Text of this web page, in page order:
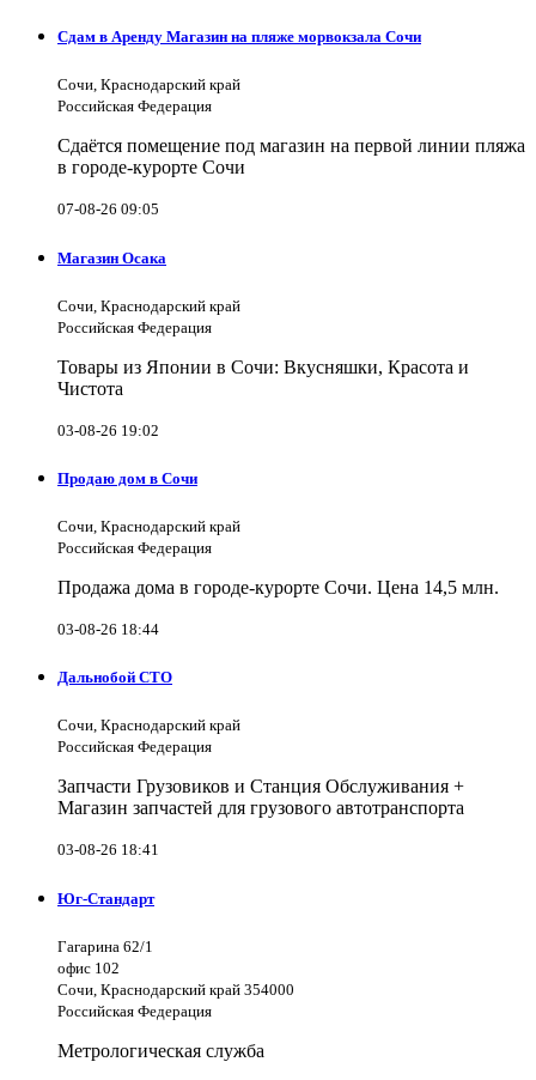
Сдам в Аренду Магазин на пляже морвокзала Сочи
Сочи, Краснодарский край
Российская Федерация
Сдаётся помещение под магазин на первой линии пляжа
в городе-курорте Сочи
07-08-26 09:05
Магазин Осака
Сочи, Краснодарский край
Российская Федерация
Товары из Японии в Сочи: Вкусняшки, Красота и
Чистота
03-08-26 19:02
Продаю дом в Сочи
Сочи, Краснодарский край
Российская Федерация
Продажа дома в городе-курорте Сочи. Цена 14,5 млн.
03-08-26 18:44
Дальнобой СТО
Сочи, Краснодарский край
Российская Федерация
Запчасти Грузовиков и Станция Обслуживания +
Магазин запчастей для грузового автотранспорта
03-08-26 18:41
Юг-Стандарт
Гагарина 62/1
офис 102
Сочи, Краснодарский край 354000
Российская Федерация
Метрологическая служба